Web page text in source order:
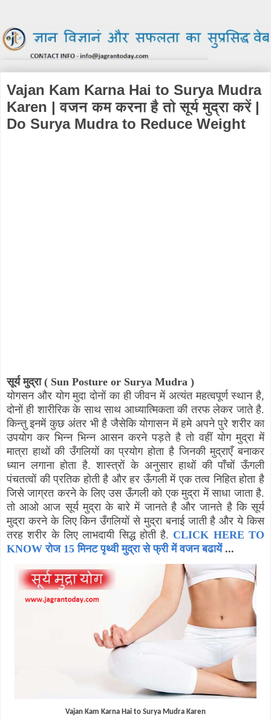
Vajan Kam Karna Hai to Surya Mudra
Karen | वजन कम करना है तो सूर्य मुद्रा करें |
Do Surya Mudra to Reduce Weight
सूर्य मुद्रा ( Sun Posture or Surya Mudra )
योगसन और योग मुदा दोनों का ही जीवन में अत्यंत महत्वपूर्ण स्थान है,
दोनों ही शारीरिक के साथ साथ आध्यात्मिकता की तरफ लेकर जाते है.
किन्तु इनमें कुछ अंतर भी है जैसेकि योगासन में हमे अपने पुरे शरीर का
उपयोग कर भिन्न भिन्न आसन करने पड़ते है तो वहीं योग मुद्रा में
मात्रा हाथों की उँगलियों का प्रयोग होता है जिनकी मुद्राएँ बनाकर
ध्यान लगाना होता है. शास्त्रों के अनुसार हाथों की पाँचों ऊँगली
पंचतत्वों की प्रतिक होती है और हर ऊँगली में एक तत्व निहित होता है
जिसे जाग्रत करने के लिए उस ऊँगली को एक मुद्रा में साधा जाता है.
तो आओ आज सूर्य मुद्रा के बारे में जानते है और जानते है कि सूर्य
मुद्रा करने के लिए किन उँगलियों से मुद्रा बनाई जाती है और ये किस
तरह शरीर के लिए लाभदायी सिद्ध होती है. CLICK HERE TO
KNOW रोज 15 मिनट पृथ्वी मुद्रा से फ्री में वजन बढायें...
Vajan Kam Karna Hai to Surya Mudra Karen